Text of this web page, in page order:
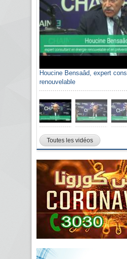
Houcine Bensaâd, expert
renouvelable
Sami Agli, président de la
algérienne du patronat citoyen
Toutes les vidéos